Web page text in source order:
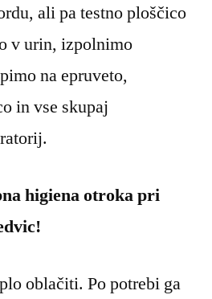
ali pa testno ploščico
v urin, izpolnimo
na epruveto,
in vse skupaj
higiena otroka pri
oblačiti. Po potrebi ga